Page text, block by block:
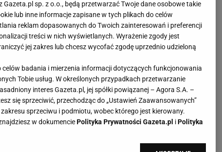
Gazeta.pl sp. z o.o., będą przetwarzać Twoje dane osobowe takie
lub inne informacje zapisane w tych plikach do celów
reklam dopasowanych do Twoich zainteresowań i preferencji
treści w nich wyświetlanych. Wyrażenie zgody jest
jej zakres lub chcesz wycofać zgodę uprzednio udzieloną
badania i mierzenia informacji dotyczących funkcjonowania
Tobie usług. W określonych przypadkach przetwarzanie
interes Gazeta.pl, jej spółki powiązanej – Agora S.A. –
się sprzeciwić, przechodząc do „Ustawień Zaawansowanych”
sprzeciwu i podmiotu, wobec którego jest kierowany.
w dokumenciePolityka Prywatności Gazeta.pl iPolityka